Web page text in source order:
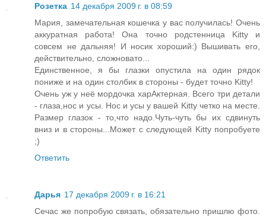
Розетка 14 декабря 2009 г. в 08:59
Мария, замечательная кошечка у вас получилась! Очень
аккуратная работа! Она точно родстенница Kitty и
совсем не дальняя! И носик хороший:) Вышивать его,
действительно, сложновато...
Единственное, я бы глазки опустила на один рядок
пониже и на один столбик в стороны - будет точно Kitty!
Очень уж у неё мордочка харАктерная. Всего три детали
- глаза,нос и усы. Нос и усы у вашей Kitty четко на месте.
Размер глазок - то,что надо.Чуть-чуть бы их сдвинуть
вниз и в стороны...Может с следующей Kitty попробуете
;)
Ответить
Дарья 17 декабря 2009 г. в 16:21
Сечас же попробую связать, обязательно пришлю фото.